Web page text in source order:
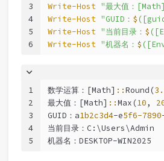
3
4
5
6
Write-Host "最大值：
Write-Host "GUID： $
Write-Host "当前目录： $
Write-Host "机器名： $
1
2
3
4
5
数学运算：[Math] ::Round(
最大值：[Math] ::Max(10,
GUID：a1b2c3d4-e5f6-7890
当前目录：C:\Users\Admin
机器名：DESKTOP-WIN2025